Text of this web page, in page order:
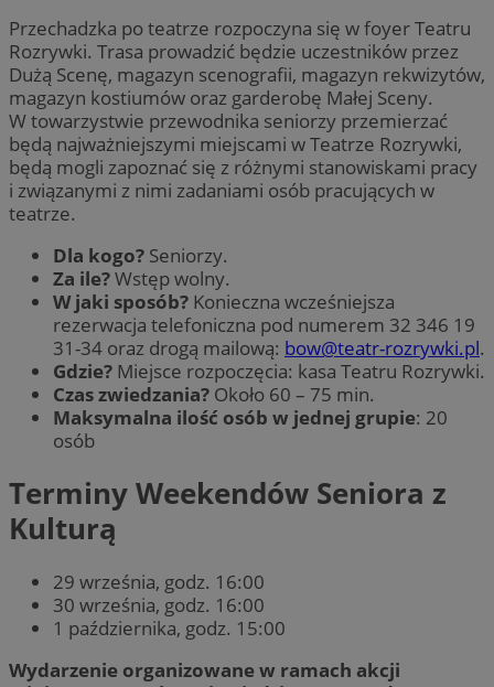
Przechadzka po teatrze rozpoczyna się w foyer Teatru
Rozrywki. Trasa prowadzić będzie uczestników przez
Dużą Scenę, magazyn scenografii, magazyn rekwizytów,
magazyn kostiumów oraz garderobę Małej Sceny.
W towarzystwie przewodnika seniorzy przemierzać
będą najważniejszymi miejscami w Teatrze Rozrywki,
będą mogli zapoznać się z różnymi stanowiskami pracy
i związanymi z nimi zadaniami osób pracujących w
teatrze.
Dla kogo? Seniorzy.
Za ile?Wstęp wolny.
W jaki sposób? Konieczna wcześniejsza
rezerwacja telefoniczna pod numerem 32 346 19
31-34 oraz drogą mailową: bow@teatr-rozrywki.pl.
Gdzie? Miejsce rozpoczęcia: kasa Teatru Rozrywki.
Czas zwiedzania? Około 60 – 75 min.
Maksymalna ilość osób w jednej grupie: 20
osób
Terminy Weekendów Seniora z
Kulturą
29 września, godz. 16:00
30 września, godz. 16:00
1 października, godz. 15:00
Wydarzenie organizowane w ramach akcji